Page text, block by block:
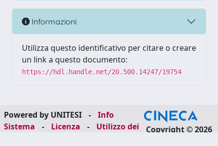
Informazioni
Utilizza questo identificativo per citare o creare
un link a questo documento:
https://hdl.handle.net/20.500.14247/19754
Powered by UNITESI -
Info
Sistema
- Licenza -
Utilizzo dei
Copyright © 2026